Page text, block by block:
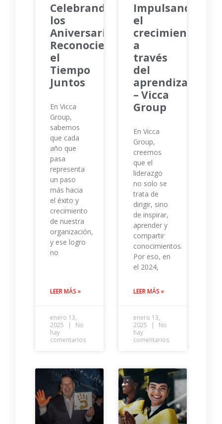
Celebrando
los
Aniversarios:
Reconociendo
el
Tiempo
Juntos
En Vicca
Group,
sabemos
que cada
año que
pasa
representa
un paso
más hacia
el éxito y
crecimiento
de nuestra
organización,
y ese logro
no
LEER MÁS »
enero 13,
2025
No
hay
comentarios
Impulsando
el
crecimiento
a
través
del
aprendizaje
– Vicca
Group
En Vicca
Group,
creemos
que el
liderazgo
no solo se
trata de
dirigir, sino
de inspirar,
aprender y
compartir
conocimientos.
Por eso, en
el 2024,
LEER MÁS »
enero 13,
2025
No
hay
comentarios